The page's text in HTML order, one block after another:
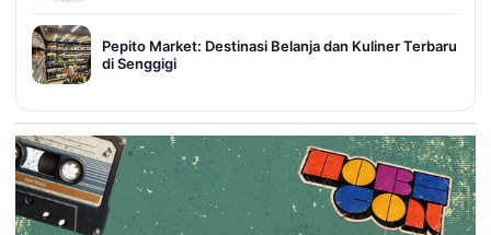
Pepito Market: Destinasi Belanja dan Kuliner Terbaru
di Senggigi